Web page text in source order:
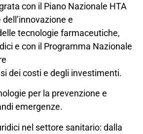
con il Piano Nazionale HTA
e
tecnologie farmaceutiche,
e con il Programma Nazionale
dei costi e degli investimenti.
per la prevenzione e
emergenze.
nel settore sanitario: dalla